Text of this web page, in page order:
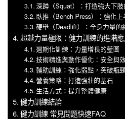
深蹲（Squat）：打造強大下
臥推（Bench Press）：強化
硬舉（Deadlift）：全身力量的
超越力量極限：健力訓練的進階
週期化訓練：力量增長的藍圖
技術精進與動作優化：安全與
輔助訓練：強化弱點，突破瓶
營養策略：打造強壯的基石
生活方式：提升整體健康
健力訓練結論
健力訓練 常見問題快速FAQ